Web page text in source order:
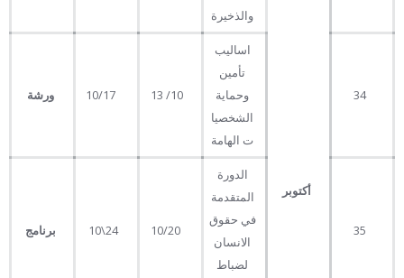
أكتوبر
والذخيرة
34
اساليب
تأمين
وحماية
الشخصيا
ت الهامة
10/17 ورشة
35
الدورة
المتقدمة
في حقوق
الانسان
لضباط
24\10 برنامج